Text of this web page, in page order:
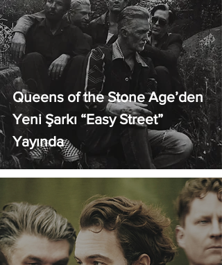
Queens of the Stone Age’den
Yeni Şarkı “Easy Street”
Yayında